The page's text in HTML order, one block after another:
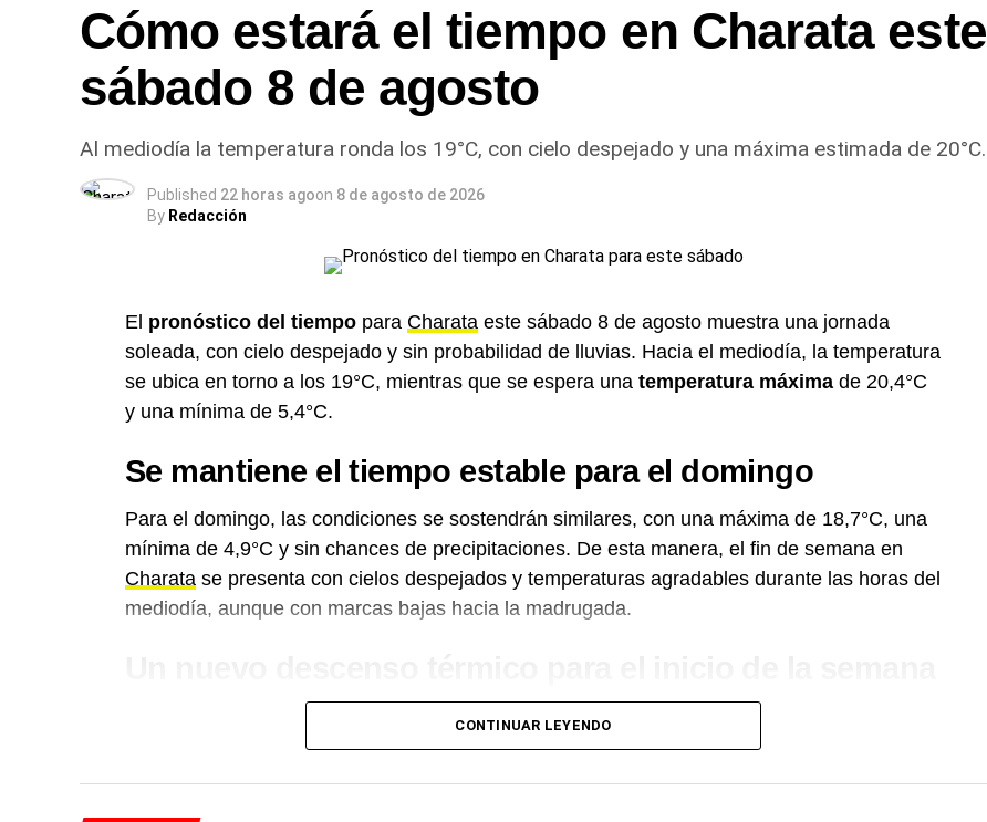
Cómo estará el tiempo en Charata este
sábado 8 de agosto
Al mediodía la temperatura ronda los 19°C, con cielo despejado y una máxima estimada de 20°C.
Published 22 horas agoon 8 de agosto de 2026
By Redacción
El pronóstico del tiempo para Charata este sábado 8 de agosto muestra una jornada
soleada, con cielo despejado y sin probabilidad de lluvias. Hacia el mediodía, la temperatura
se ubica en torno a los 19°C, mientras que se espera una temperatura máxima de 20,4°C
y una mínima de 5,4°C.
Se mantiene el tiempo estable para el domingo
Para el domingo, las condiciones se sostendrán similares, con una máxima de 18,7°C, una
mínima de 4,9°C y sin chances de precipitaciones. De esta manera, el fin de semana en
Charata se presenta con cielos despejados y temperaturas agradables durante las horas del
mediodía, aunque con marcas bajas hacia la madrugada.
anticipa un nuevo enfriamiento a partir del lunes, cuando la máxima bajará
hasta los 15,4°C, con una probabilidad de lluvias del 10%. La tendencia fresca continuará el
CONTINUAR LEYENDO